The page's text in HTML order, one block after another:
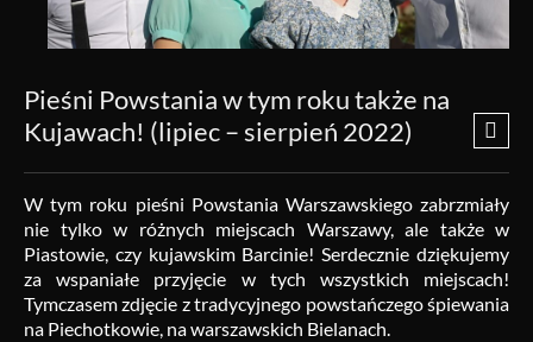
Pieśni Powstania w tym roku także na
Kujawach! (lipiec – sierpień 2022)
W tym roku pieśni Powstania Warszawskiego zabrzmiały
nie tylko w różnych miejscach Warszawy, ale także w
Piastowie, czy kujawskim Barcinie! Serdecznie dziękujemy
za wspaniałe przyjęcie w tych wszystkich miejscach!
Tymczasem zdjęcie z tradycyjnego powstańczego śpiewania
na Piechotkowie, na warszawskich Bielanach.